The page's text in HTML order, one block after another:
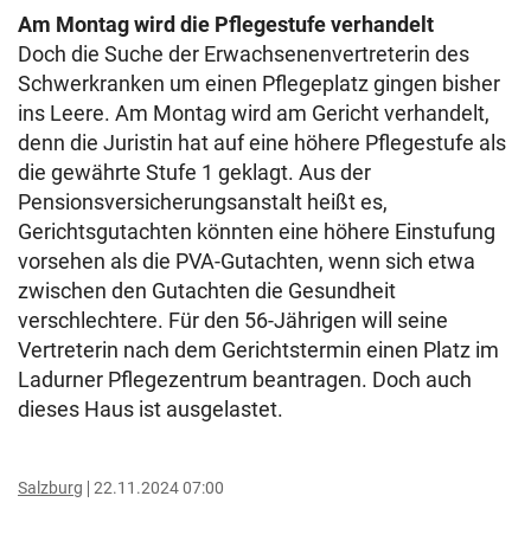
Am Montag wird die Pflegestufe verhandelt
Doch die Suche der Erwachsenenvertreterin des
Schwerkranken um einen Pflegeplatz gingen bisher
ins Leere. Am Montag wird am Gericht verhandelt,
denn die Juristin hat auf eine höhere Pflegestufe als
die gewährte Stufe 1 geklagt. Aus der
Pensionsversicherungsanstalt heißt es,
Gerichtsgutachten könnten eine höhere Einstufung
vorsehen als die PVA-Gutachten, wenn sich etwa
zwischen den Gutachten die Gesundheit
verschlechtere. Für den 56-Jährigen will seine
Vertreterin nach dem Gerichtstermin einen Platz im
Ladurner Pflegezentrum beantragen. Doch auch
dieses Haus ist ausgelastet.
Salzburg 22.11.2024 07:00